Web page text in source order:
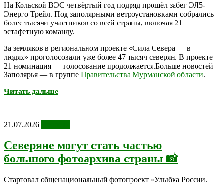
На Кольской ВЭС четвёртый год подряд прошёл забег ЭЛ5-
Энерго Трейл. Под заполярными ветроустановками собрались
более тысячи участников со всей страны, включая 21
эстафетную команду.
За земляков в региональном проекте «Сила Севера — в
людях» проголосовали уже более 47 тысяч северян. В проекте
21 номинация — голосование продолжается.Больше новостей
Заполярья — в группе Правительства Мурманской области.
Читать дальше
21.07.2026
Северяне могут стать частью
большого фотоархива страны 📸
Стартовал общенациональный фотопроект «Улыбка России.